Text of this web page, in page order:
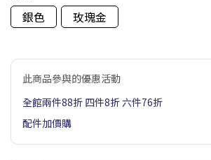
銀色
玫瑰金
此商品參與的優惠活動
全館兩件88折 四件8折 六件76折
配件加價購